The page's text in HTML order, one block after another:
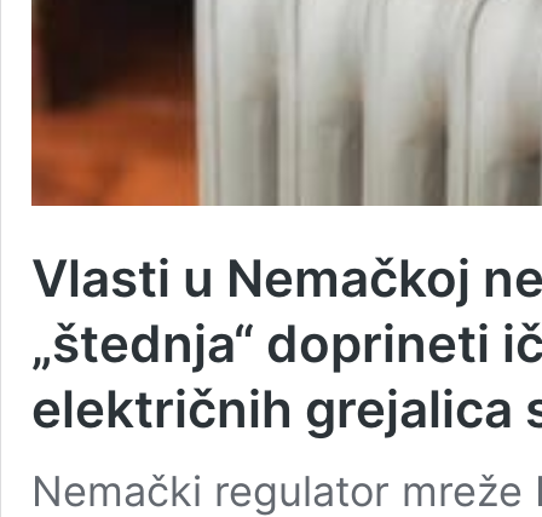
Vlasti u Nemačkoj
„štednja“ doprineti
električnih grejalica
Nemački regulator